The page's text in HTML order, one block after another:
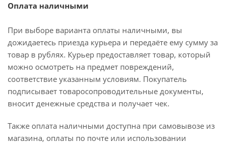
Оплата наличными
При выборе варианта оплаты наличными, вы
дожидаетесь приезда курьера и передаёте ему сумму за
товар в рублях. Курьер предоставляет товар, который
можно осмотреть на предмет повреждений,
соответствие указанным условиям. Покупатель
подписывает товаросопроводительные документы,
вносит денежные средства и получает чек.
Также оплата наличными доступна при самовывозе из
магазина, оплаты по почте или использовании